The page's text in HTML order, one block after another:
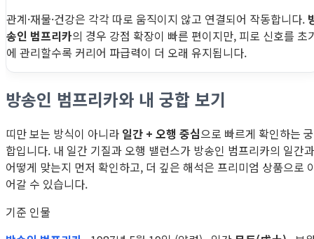
관계·재물·건강은 각각 따로 움직이지 않고 연결되어 작동합니다.
송인 범프리카의 경우 강점 확장이 빠른 편이지만, 피로 신호를 초
에 관리할수록 커리어 파급력이 더 오래 유지됩니다.
방송인 범프리카와 내 궁합 보기
띠만 보는 방식이 아니라 일간 + 오행 중심으로 빠르게 확인하는 궁
합입니다. 내 일간 기질과 오행 밸런스가 방송인 범프리카의 일간과
어떻게 맞는지 먼저 확인하고, 더 깊은 해석은 프리미엄 상품으로
어갈 수 있습니다.
기준 인물